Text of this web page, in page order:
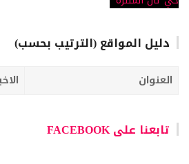
دليل المواقع (الترتيب بحسب)
العنوان
تابعنا على FACEBOOK